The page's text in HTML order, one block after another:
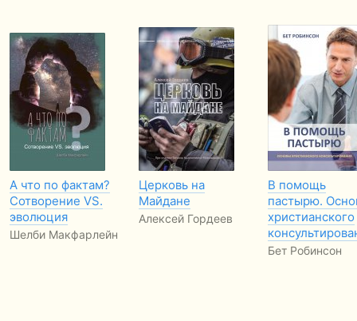
А что по фактам?
Сотворение VS.
эволюция
Шелби Макфарлейн
Церковь на
Майдане
Алексей Гордеев
В помощь
пастырю.
христианского
Бет Робинсон